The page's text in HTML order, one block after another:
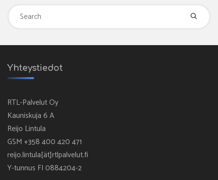
Yhteystiedot
RTL-Palvelut Oy
Kauniskuja 6 A
Reijo Lintula
GSM +358 400 420 471
reijo.lintula[ät]rtlpalvelut.fi
Y-tunnus FI 0884204-2